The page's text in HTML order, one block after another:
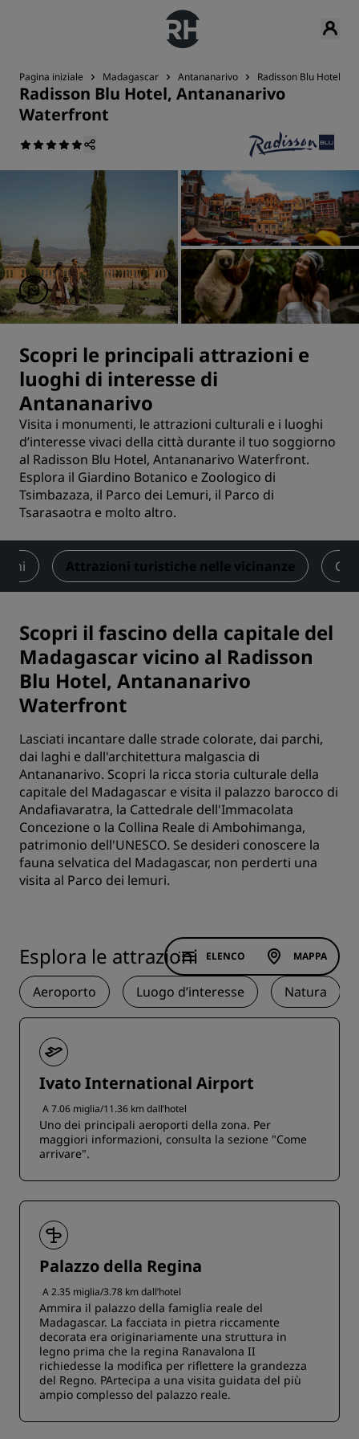
Pagina iniziale Madagascar Antananarivo Radisson Blu Hotel,
Radisson Blu Hotel, Antananarivo
Waterfront
Scopri le principali attrazioni e
luoghi di interesse di
Antananarivo
Visita i monumenti, le attrazioni culturali e i luoghi
d’interesse vivaci della città durante il tuo soggiorno
al Radisson Blu Hotel, Antananarivo Waterfront.
Esplora il Giardino Botanico e Zoologico di
Tsimbazaza, il Parco dei Lemuri, il Parco di
Tsarasaotra e molto altro.
Attrazioni turistiche nelle vicinanze
Scopri il fascino della capitale del
Madagascar vicino al Radisson
Blu Hotel, Antananarivo
Waterfront
Lasciati incantare dalle strade colorate, dai parchi,
dai laghi e dall'architettura malgascia di
Antananarivo. Scopri la ricca storia culturale della
capitale del Madagascar e visita il palazzo barocco di
Andafiavaratra, la Cattedrale dell'Immacolata
Concezione o la Collina Reale di Ambohimanga,
patrimonio dell'UNESCO. Se desideri conoscere la
fauna selvatica del Madagascar, non perderti una
visita al Parco dei lemuri.
Esplora le attrazioni
Aeroporto Luogo d’interesse Natura
ELENCO MAPPA
Ivato International Airport
A 7.06 miglia/11.36 km dall’hotel
Uno dei principali aeroporti della zona. Per
maggiori informazioni, consulta la sezione "Come
arrivare".
Palazzo della Regina
A 2.35 miglia/3.78 km dall’hotel
Ammira il palazzo della famiglia reale del
Madagascar. La facciata in pietra riccamente
decorata era originariamente una struttura in
legno prima che la regina Ranavalona II
richiedesse la modifica per riflettere la grandezza
del Regno. PArtecipa a una visita guidata del più
ampio complesso del palazzo reale.